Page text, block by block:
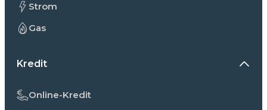
Strom
Gas
Kredit
Online-Kredit